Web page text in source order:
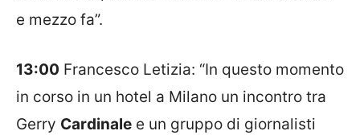
e mezzo fa”.
13:00 Francesco Letizia: “In questo momento
in corso in un hotel a Milano un incontro tra
Gerry Cardinale e un gruppo di giornalisti